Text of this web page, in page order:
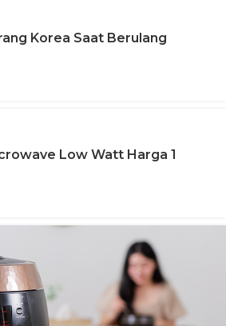
Korea Saat Berulang
Low Watt Harga 1